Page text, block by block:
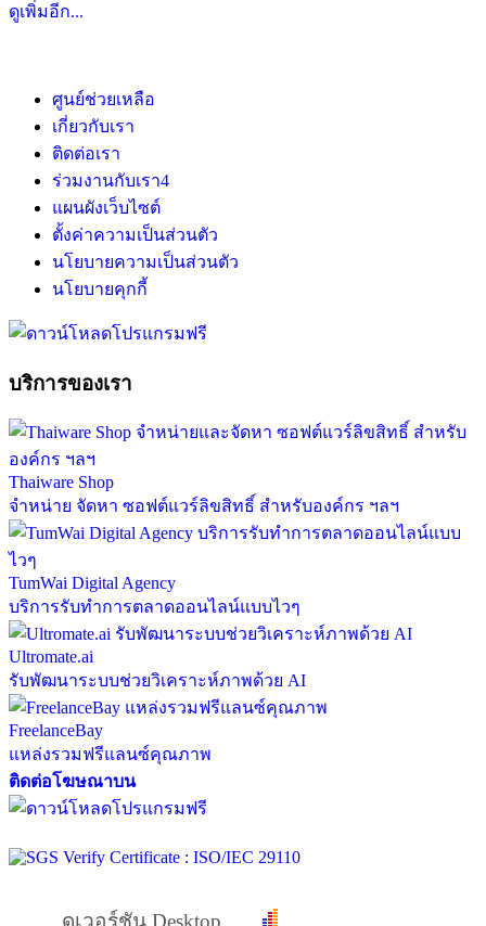
ดูเพิ่มอีก...
ศูนย์ช่วยเหลือ
เกี่ยวกับเรา
ติดต่อเรา
ร่วมงานกับเรา4
แผนผังเว็บไซต์
ตั้งค่าความเป็นส่วนตัว
นโยบายความเป็นส่วนตัว
นโยบายคุกกี้
บริการของเรา
Thaiware Shop
จำหน่าย จัดหา ซอฟต์แวร์ลิขสิทธิ์ สำหรับองค์กร ฯลฯ
TumWai Digital Agency
บริการรับทำการตลาดออนไลน์แบบไวๆ
Ultromate.ai
รับพัฒนาระบบช่วยวิเคราะห์ภาพด้วย AI
FreelanceBay
แหล่งรวมฟรีแลนซ์คุณภาพ
ติดต่อโฆษณาบน